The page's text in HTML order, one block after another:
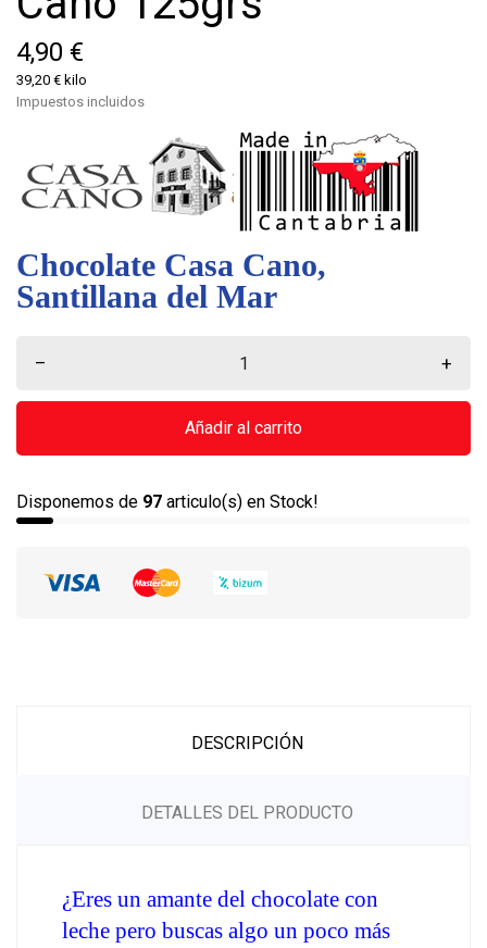
4,90 €
39,20 € kilo
Impuestos incluidos
Chocolate Casa Cano,
Santillana del Mar
– +
Añadir al carrito
Disponemos de 97 articulo(s) en Stock!
DESCRIPCIÓN
DETALLES DEL PRODUCTO
¿Eres un amante del chocolate con
leche pero buscas algo un poco más